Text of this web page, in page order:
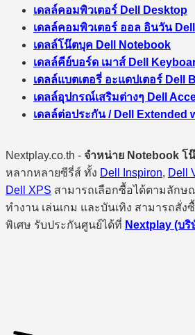
เดลล์คอมพิวเตอร์ Dell Desktop
เดลล์คอมพิวเตอร์ ออล อินวัน
เดลล์โน๊ตบุค Dell Notebook
เดลล์คีย์บอร์ด เมาส์ Dell
เดลล์แบตเตอรี่ อะแดปเตอร์ Dell
เดลล์อุปกรณ์เสริมต่างๆ Dell
เดลล์ต่อประกัน / Dell Extended
Nextplay.co.th - จำหน่าย Notebook โ
หลากหลายซีรี่ส์ ทั้ง Dell Inspiron, Dell
Dell XPS สามารถเลือกซื้อได้ตามลักษ
ทำงาน เล่นเกม และบันเทิง สามารถสั่ง
พิเศษ รับประกันศูนย์ได้ที่ Nextplay (บริ